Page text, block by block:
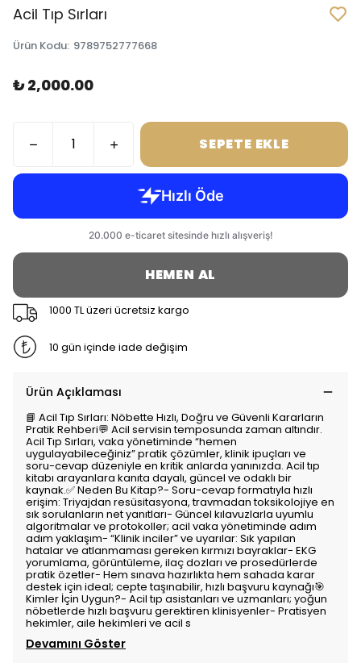
Acil Tıp Sırları
Ürün Kodu: 9789752777668
₺ 2,000.00
SEPETE EKLE
HEMEN AL
1000 TL üzeri ücretsiz kargo
10 gün içinde iade değişim
Ürün Açıklaması
📘 Acil Tıp Sırları: Nöbette Hızlı, Doğru ve Güvenli Kararların
Pratik Rehberi💬 Acil servisin temposunda zaman altındır.
Acil Tıp Sırları, vaka yönetiminde “hemen
uygulayabileceğiniz” pratik çözümler, klinik ipuçları ve
soru-cevap düzeniyle en kritik anlarda yanınızda. Acil tıp
kitabı arayanlara kanıta dayalı, güncel ve odaklı bir
kaynak.✅ Neden Bu Kitap?- Soru-cevap formatıyla hızlı
erişim: Triyajdan resüsitasyona, travmadan toksikolojiye en
sık sorulanların net yanıtları- Güncel kılavuzlarla uyumlu
algoritmalar ve protokoller; acil vaka yönetiminde adım
adım yaklaşım- “Klinik inciler” ve uyarılar: Sık yapılan
hatalar ve atlanmaması gereken kırmızı bayraklar- EKG
yorumlama, görüntüleme, ilaç dozları ve prosedürlerde
pratik özetler- Hem sınava hazırlıkta hem sahada karar
destek için ideal; cepte taşınabilir, hızlı başvuru kaynağı🎯
Kimler İçin Uygun?- Acil tıp asistanları ve uzmanları; yoğun
nöbetlerde hızlı başvuru gerektiren klinisyenler- Pratisyen
hekimler, aile hekimleri ve acil s
Devamını Göster